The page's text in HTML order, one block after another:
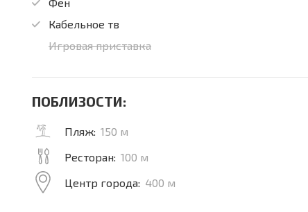
Кабельное тв
Игровая приставка
ПОБЛИЗОСТИ:
Пляж: 150 м
Ресторан: 100 м
Центр города: 400 м